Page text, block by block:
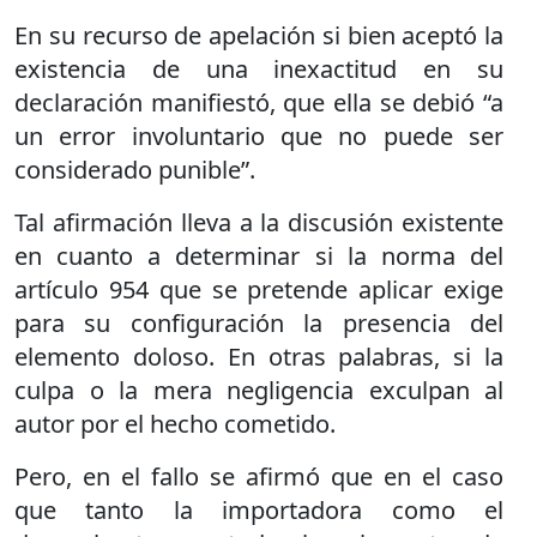
En su recurso de apelación si bien aceptó la
existencia de una inexactitud en su
declaración manifiestó, que ella se debió “a
un error involuntario que no puede ser
considerado punible”.
Tal afirmación lleva a la discusión existente
en cuanto a determinar si la norma del
artículo 954 que se pretende aplicar exige
para su configuración la presencia del
elemento doloso. En otras palabras, si la
culpa o la mera negligencia exculpan al
autor por el hecho cometido.
Pero, en el fallo se afirmó que en el caso
que tanto la importadora como el